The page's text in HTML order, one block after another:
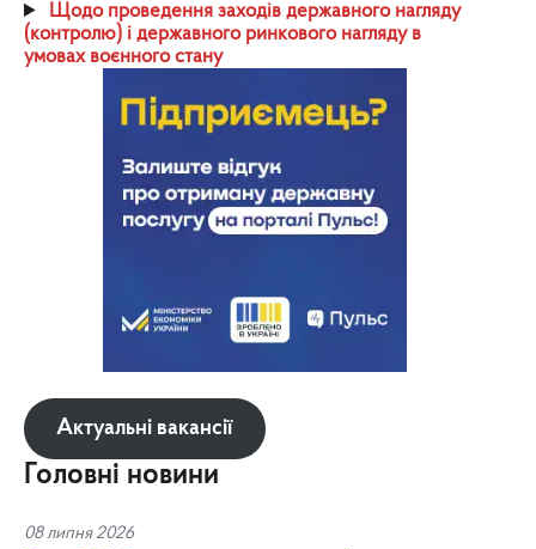
Щодо проведення заходів державного нагляду
(контролю) і державного ринкового нагляду в
умовах воєнного стану
Актуальні вакансії
Головні новини
08 липня 2026